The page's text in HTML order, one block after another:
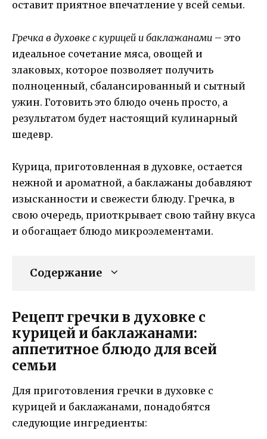
оставит приятное впечатление у всей семьи.
Гречка в духовке с курицей и баклажанами – это
идеальное сочетание мяса, овощей и
злаковых, которое позволяет получить
полноценный, сбалансированный и сытный
ужин. Готовить это блюдо очень просто, а
результатом будет настоящий кулинарный
шедевр.
Курица, приготовленная в духовке, остается
нежной и ароматной, а баклажаны добавляют
изысканности и свежести блюду. Гречка, в
свою очередь, приоткрывает свою тайну вкуса
и обогащает блюдо микроэлементами.
Содержание
Рецепт гречки в духовке с
курицей и баклажанами:
аппетитное блюдо для всей
семьи
Для приготовления гречки в духовке с
курицей и баклажанами, понадобятся
следующие ингредиенты: